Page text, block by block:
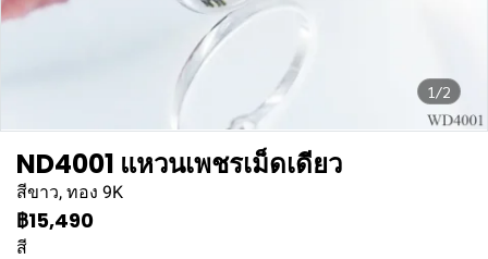
1/2
ND4001 แหวนเพชรเม็ดเดียว
สีขาว, ทอง 9K
฿15,490
สี